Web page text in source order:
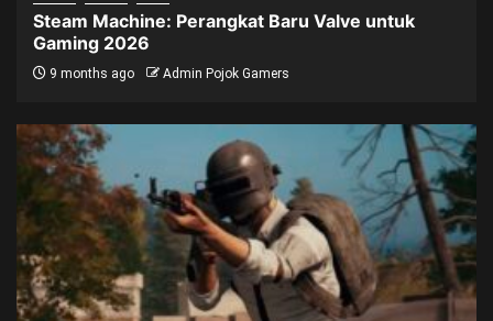
Steam Machine: Perangkat Baru Valve untuk
Gaming 2026
9 months ago Admin Pojok Gamers